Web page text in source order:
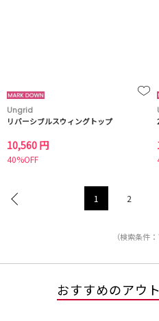
Ungrid
リバーシブルスウィングトップ
10,560 円
40%OFF
1 2
（検索条件
おすすめのアウ